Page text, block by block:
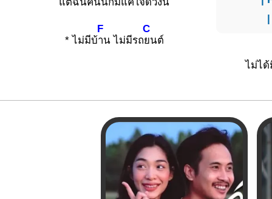
* ไม่มีบ้
F
าน ไม่มีรถ
C
ยนต์
|
ไม่ได้